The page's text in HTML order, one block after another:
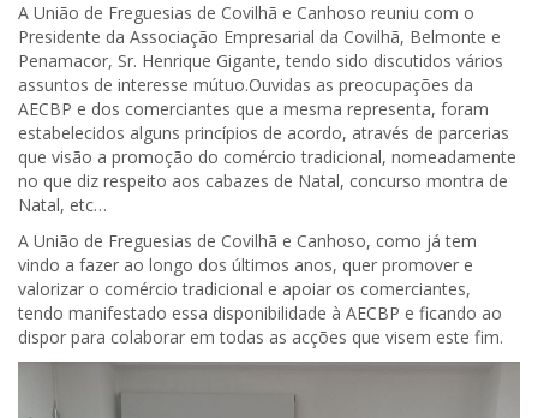
A União de Freguesias de Covilhã e Canhoso reuniu com o
Presidente da Associação Empresarial da Covilhã, Belmonte e
Penamacor, Sr. Henrique Gigante, tendo sido discutidos vários
assuntos de interesse mútuo.Ouvidas as preocupações da
AECBP e dos comerciantes que a mesma representa, foram
estabelecidos alguns princípios de acordo, através de parcerias
que visão a promoção do comércio tradicional, nomeadamente
no que diz respeito aos cabazes de Natal, concurso montra de
Natal, etc…
A União de Freguesias de Covilhã e Canhoso, como já tem
vindo a fazer ao longo dos últimos anos, quer promover e
valorizar o comércio tradicional e apoiar os comerciantes,
tendo manifestado essa disponibilidade à AECBP e ficando ao
dispor para colaborar em todas as acções que visem este fim.